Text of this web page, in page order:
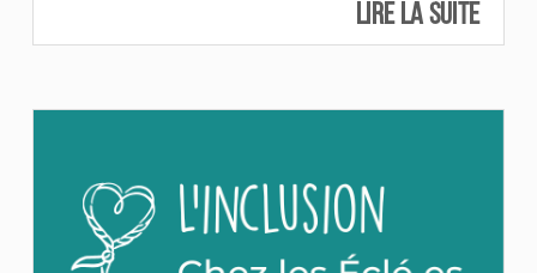
Lire la suite